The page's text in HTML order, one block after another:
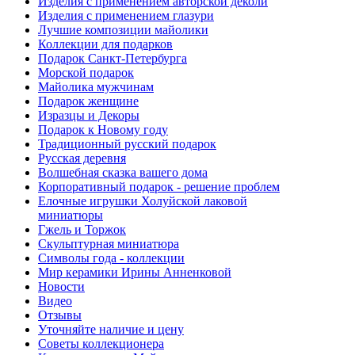
Изделия с применением глазури
Лучшие композиции майолики
Коллекции для подарков
Подарок Санкт-Петербурга
Морской подарок
Майолика мужчинам
Подарок женщине
Изразцы и Декоры
Подарок к Новому году
Традиционный русский подарок
Русская деревня
Волшебная сказка вашего дома
Корпоративный подарок - решение проблем
Елочные игрушки Холуйской лаковой
миниатюры
Гжель и Торжок
Скульптурная миниатюра
Символы года - коллекции
Мир керамики Ирины Анненковой
Новости
Видео
Отзывы
Уточняйте наличие и цену
Советы коллекционера